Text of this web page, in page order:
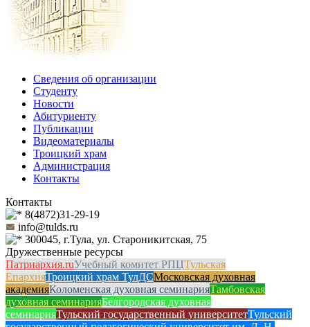
Сведения об организации
Студенту
Новости
Абитуриенту
Публикации
Видеоматериалы
Троицкий храм
Администрация
Контакты
Контакты
8(4872)31-29-19
info@tulds.ru
300045, г.Тула, ул. Староникитская, 75
Дружественные ресурсы
Патриархия.ruУчебный комитет РПЦТульская
ЕпархияТроицкий храм ТулДСМосковская духовная
академияКоломенская духовная семинарияТамбовская
духовная семинарияБелгородская духовная
семинарияТульский государственный университетТульский